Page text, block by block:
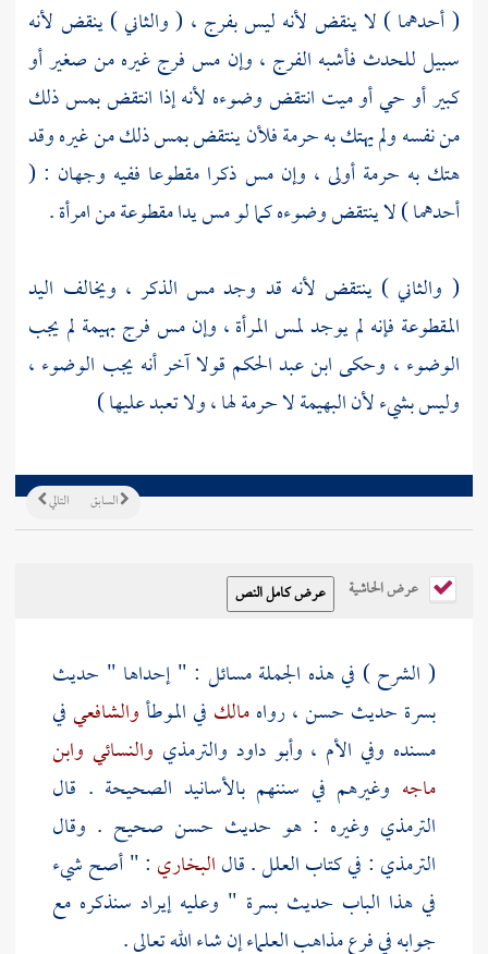
( أحدهما ) لا ينقض لأنه ليس بفرج ، ( والثاني ) ينقض لأنه
سبيل للحدث فأشبه الفرج ، وإن مس فرج غيره من صغير أو
كبير أو حي أو ميت انتقض وضوءه لأنه إذا انتقض بمس ذلك
من نفسه ولم يهتك به حرمة فلأن ينتقض بمس ذلك من غيره وقد
هتك به حرمة أولى ، وإن مس ذكرا مقطوعا ففيه وجهان : (
أحدهما ) لا ينتقض وضوءه كما لو مس يدا مقطوعة من امرأة .
( والثاني ) ينتقض لأنه قد وجد مس الذكر ، ويخالف اليد
المقطوعة فإنه لم يوجد لمس المرأة ، وإن مس فرج بهيمة لم يجب
الوضوء ، وحكىابن عبد الحكم قولا آخر أنه يجب الوضوء ،
وليس بشيء لأن البهيمة لا حرمة لها ، ولا تعبد عليها )
التالي السابق
عرض الحاشية
( الشرح ) في هذه الجملة مسائل : " إحداها " حديث
بسرة حديث حسن ، رواهمالك في الموطأوالشافعيفي
مسنده وفي الأم ، وأبو داود والترمذي والنسائي وابن
ماجه وغيرهم في سننهم بالأسانيد الصحيحة . قال
الترمذي وغيره : هو حديث حسن صحيح . وقال
الترمذي : في كتاب العلل . قالالبخاري : " أصح شيء
في هذا الباب حديثبسرة " وعليه إيراد سنذكره مع
جوابه في فرع مذاهب العلماء إن شاء الله تعالى .